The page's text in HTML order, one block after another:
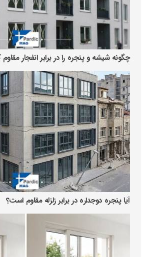
چگونه شیشه و پنجره را در برابر انفجار مقاوم
آیا پنجره دوجداره در برابر زلزله مقاوم است؟